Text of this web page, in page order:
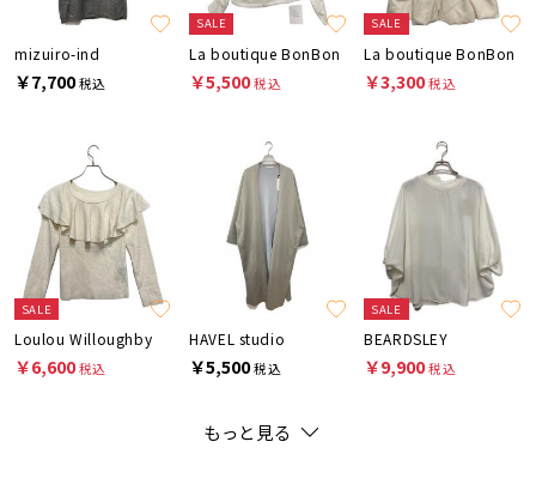
mizuiro-ind
￥7,700税込
SALE
La boutique BonBon
￥5,500税込
SALE
La boutique BonBon
￥3,300税込
SALE
Loulou Willoughby
￥6,600税込
HAVEL studio
￥5,500税込
SALE
BEARDSLEY
￥9,900税込
もっと見る